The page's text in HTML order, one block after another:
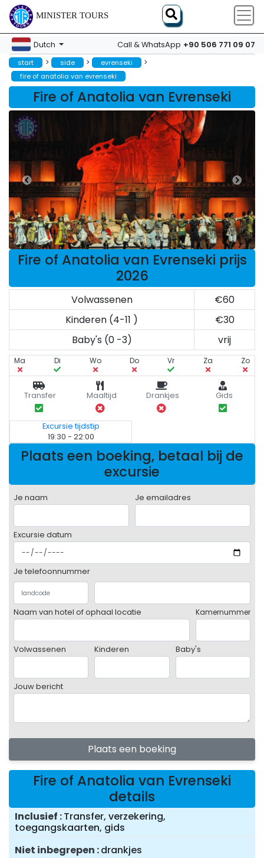
MINISTER TOURS
Dutch Call & WhatsApp +90 506 771 09 07
start > side > evrenseki >
fire of anatolia van evrenseki
Fire of Anatolia van Evrenseki
Fire of Anatolia van Evrenseki prijs
2026
Volwassenen
€60
Kinderen (4-11 )
€30
Baby's (0 -3)
vrij
Ma Di Wo Do Vr Za Zo
Transfer Maaltijd Drankjes Gids
Excursie tijdstip
19:30 - 22:00
Plaats een boeking, betaal bij de
excursie
Je naam Je emailadres
Excursie datum
Je telefoonnummer
Naam van hotel of ophaal locatie Kamernummer
Volwassenen Kinderen Baby's
Jouw bericht
Plaats een boeking
Fire of Anatolia van Evrenseki
details
Inclusief Transfer, verzekering,
toegangskaarten, gids
Niet inbegrepen drankjes